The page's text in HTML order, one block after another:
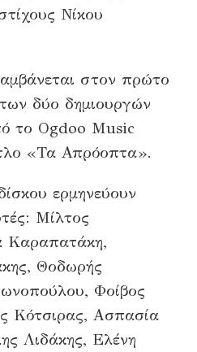
Νίκου
στον πρώτο
δύο δημιουργών
το Ogdoo Music
«Τα Απρόοπτα».
ερμηνεύουν
Μίλτος
Καραπατάκη,
Θοδωρής
Φοίβος
Κότσιρας, Ασπασία
Λιδάκης, Ελένη